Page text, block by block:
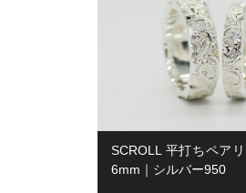
SCROLL 平打ちペア
6mm｜シルバー950